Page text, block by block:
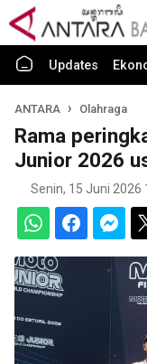
Updates
ANTARA Olahraga
Rama
Junior 2026
Senin, 15 Juni 2026